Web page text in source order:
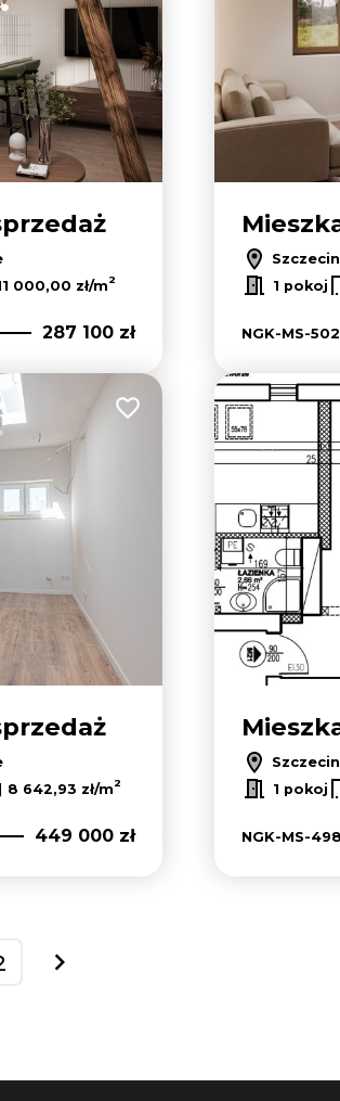
000,00 zł/m2
287 100 zł
1 pokoj
NGK-MS-502
Dodaj do ulubionych
8 642,93 zł/m2
449 000 zł
1 pokoj
NGK-MS-498
next